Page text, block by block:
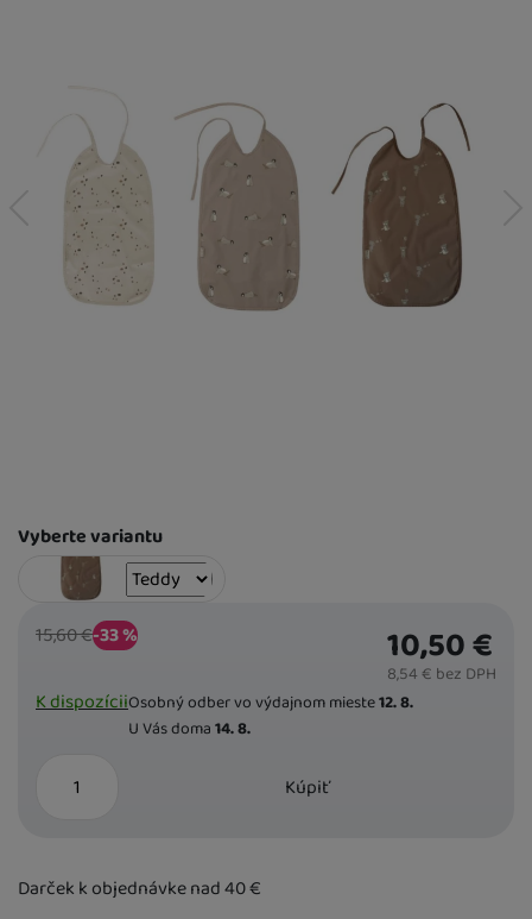
Varianta
Vyberte variantu
Teddy
K DISPOZÍCII
10,50
Dostupnost
K dispozíciiOsobný odber vo výdajnom mieste12. 8.
U Vás doma14. 8.
Bežná cena
15,60€Zľava
5,10€
(
-33% 10,50€
8,54€ bez DPH
Kúpiť
Darček k objednávke nad 40€
predchádzajúci nasledujúci